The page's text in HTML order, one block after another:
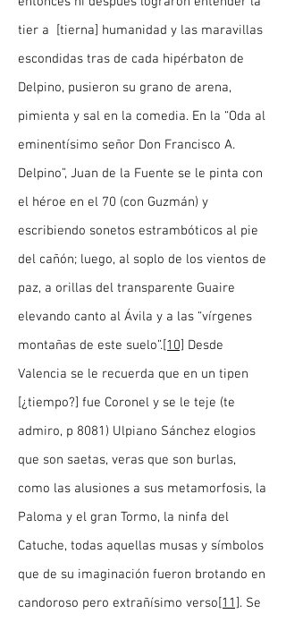
tier a [tierna] humanidad y las maravillas
escondidas tras de cada hipérbaton de
Delpino, pusieron su grano de arena,
pimienta y sal en la comedia. En la “Oda al
eminentísimo señor Don Francisco A.
Delpino”, Juan de la Fuente se le pinta con
el héroe en el 70 (con Guzmán) y
escribiendo sonetos estrambóticos al pie
del cañón; luego, al soplo de los vientos de
paz, a orillas del transparente Guaire
elevando canto al Ávila y a las “vírgenes
montañas de este suelo”.[10] Desde
Valencia se le recuerda que en un tipen
[¿tiempo?] fue Coronel y se le teje (te
admiro, p 8081) Ulpiano Sánchez elogios
que son saetas, veras que son burlas,
como las alusiones a sus metamorfosis, la
Paloma y el gran Tormo, la ninfa del
Catuche, todas aquellas musas y símbolos
que de su imaginación fueron brotando en
candoroso pero extrañísimo verso[11]. Se